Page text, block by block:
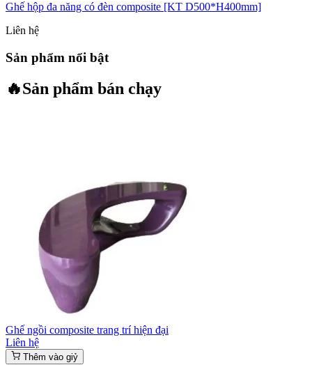
Ghế hộp đa năng có đèn composite [KT D500*H400mm]
Liên hệ
Sản phẩm nổi bật
🔥Sản phẩm bán chạy
Ghế ngồi composite trang trí hiện đại
Liên hệ
Thêm vào giỷ